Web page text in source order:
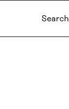
Search